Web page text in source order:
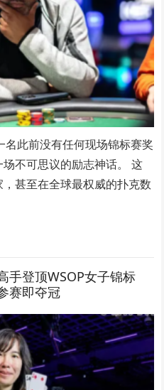
此前没有任何现场锦标赛奖
不可思议的励志神话。 这
甚至在全球最权威的扑克数
手登顶WSOP女子锦标
赛即夺冠